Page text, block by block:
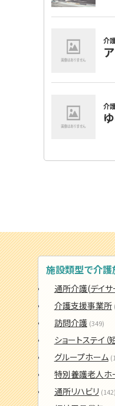
施設類型で介
通所介護(デイサ
介護支援事業所
訪問介護 (349)
ショートステイ
グループホーム
特別養護老人ホ
通所リハビリ (142)